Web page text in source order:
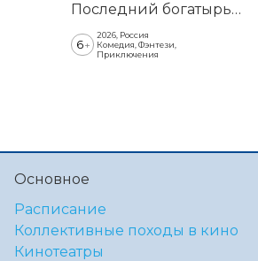
Последний богатырь. Колобок
6+
2026, Россия
Комедия, Фэнтези,
Приключения
Основное
Расписание
Коллективные походы в кино
Кинотеатры